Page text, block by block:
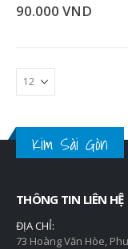
90.000 VND
Kim Sài Gòn
THÔNG TIN LIÊN HỆ
ĐỊA CHỈ:
73 Hoàng Văn Hòe,